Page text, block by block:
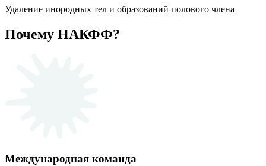
Удаление инородных тел и образований полового члена
Почему НАКФФ?
Международная команда